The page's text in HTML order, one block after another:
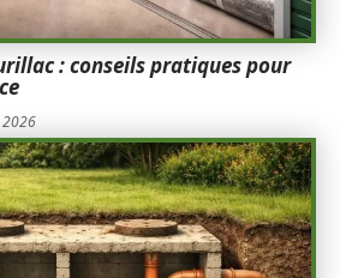
: conseils pratiques pour